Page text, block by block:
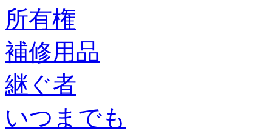
所有権
補修用品
継ぐ者
いつまでも